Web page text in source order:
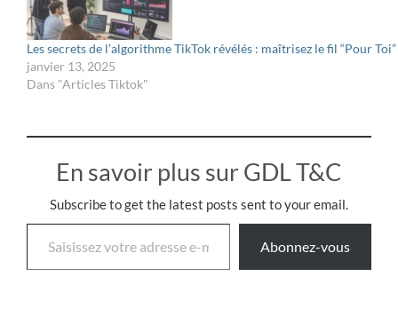
Les secrets de l’algorithme TikTok révélés : maîtrisez le fil “Pour
janvier 13, 2025
Dans "Articles Tiktok"
En savoir plus sur GDL T&C
Subscribe to get the latest posts sent to your email.
Abonnez-vous